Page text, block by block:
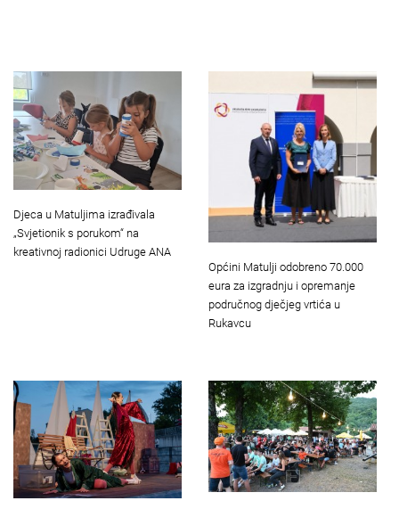
Djeca u Matuljima izrađivala
„Svjetionik s porukom“ na
kreativnoj radionici Udruge ANA
Općini Matulji odobreno 70.000
eura za izgradnju i opremanje
područnog dječjeg vrtića u
Rukavcu